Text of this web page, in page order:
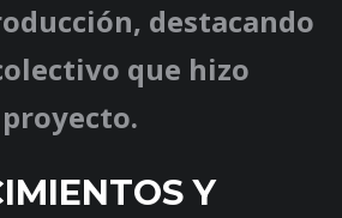
destacando
que hizo
Y